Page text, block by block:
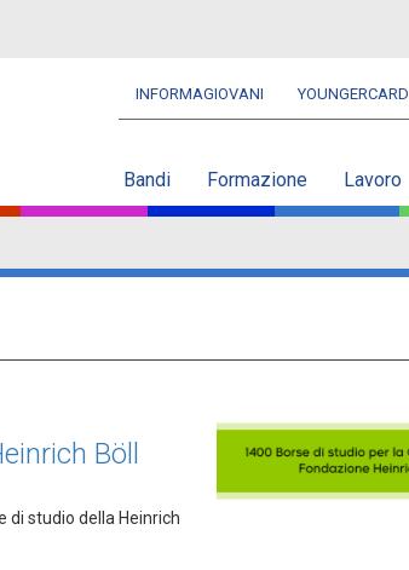
Navbar
INFORMAGIOVANI YOUNGERCARD
Bandi Formazione Lavoro
Böll
di studio della Heinrich